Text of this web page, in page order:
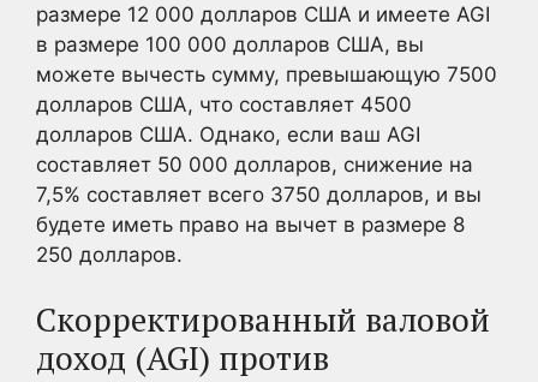
размере 12 000 долларов США и имеете AGI
в размере 100 000 долларов США, вы
можете вычесть сумму, превышающую 7500
долларов США, что составляет 4500
долларов США. Однако, если ваш AGI
составляет 50 000 долларов, снижение на
7,5% составляет всего 3750 долларов, и вы
будете иметь право на вычет в размере 8
250 долларов.
Скорректированный валовой
доход (AGI) против